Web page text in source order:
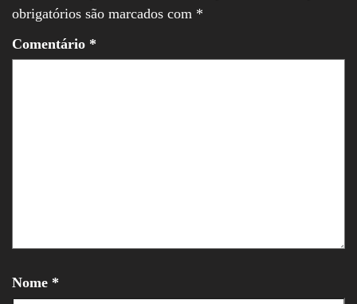
obrigatórios são marcados com *
Comentário *
Nome *